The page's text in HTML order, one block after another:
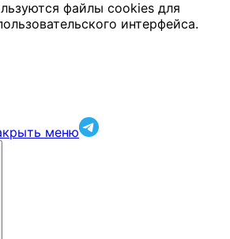
файлы cookies для
интерфейса.
меню